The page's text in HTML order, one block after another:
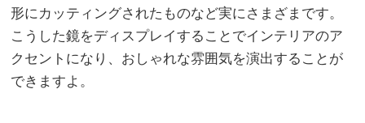
形にカッティングされたものなど実にさまざまです。
こうした鏡をディスプレイすることでインテリアのア
クセントになり、おしゃれな雰囲気を演出することが
できますよ。